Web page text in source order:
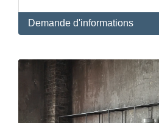
Demande d'informations